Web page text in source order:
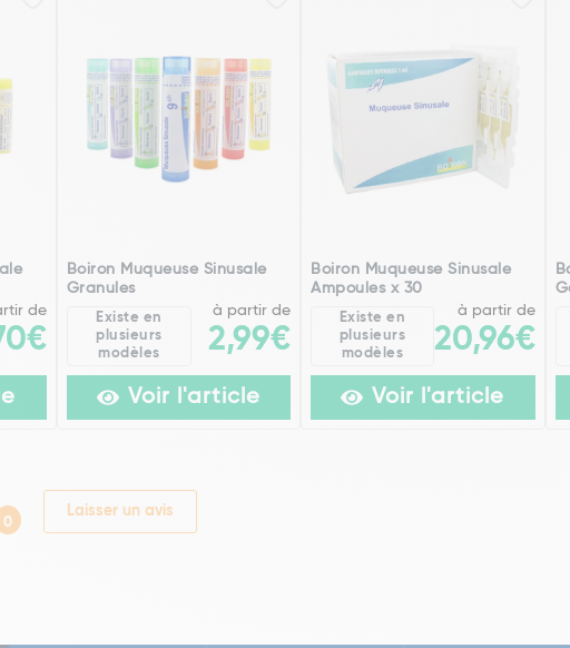
de
Boiron Muqueuse Sinusale
Granules
Existe en
plusieurs
modèles
à partir de
2,99€
Voir l'article
Boiron Muqueuse Sinusale
Ampoules x 30
Existe en
plusieurs
modèles
à partir de
20,96€
Voir l'article
0
Laisser un avis